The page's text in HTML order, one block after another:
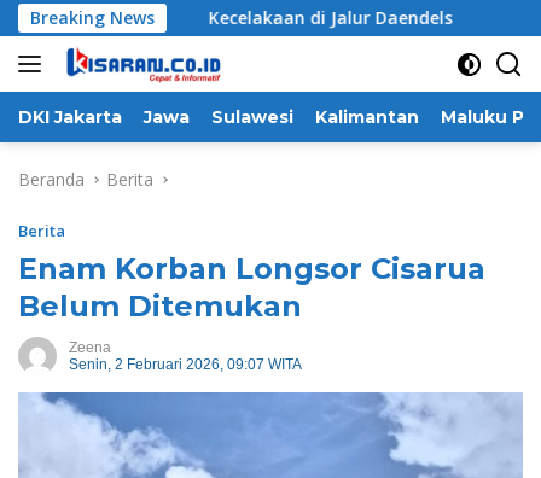
Langsung
ke
konten
Breaking News
Kanan Kecelakaan di Jalur Daendels
DKI Jakarta Jawa Sulawesi Kalimantan Maluku
Beranda Berita
Berita
Enam Korban Longsor Cisarua
Belum Ditemukan
Zeena
Senin, 2 Februari 2026, 09:07 WITA